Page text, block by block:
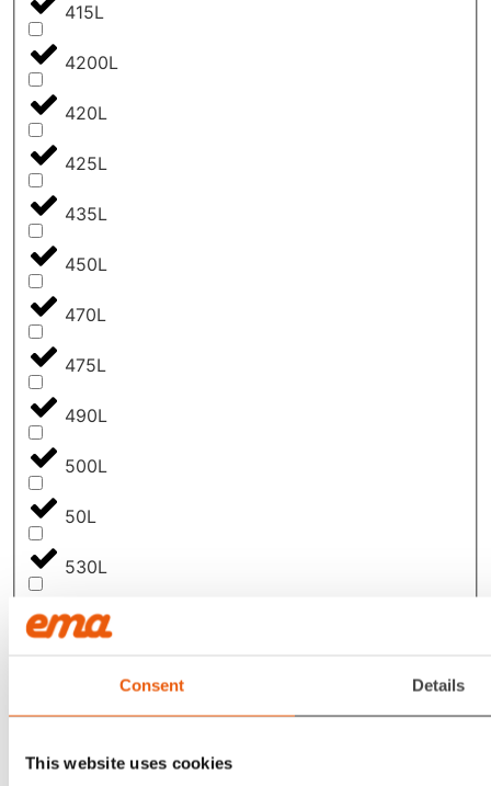
Consent Details
This website uses cookies
415L
4200L
420L
425L
435L
450L
470L
475L
490L
500L
50L
530L
5500L
55L
575L